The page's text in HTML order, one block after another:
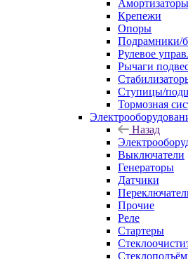
Крепежи
Опоры
Подрамники/
Рулевое
Рычаги
Ступицы/
Тормозная
Назад
Выключатели
Генераторы
Датчики
Прочие
Реле
Стартеры